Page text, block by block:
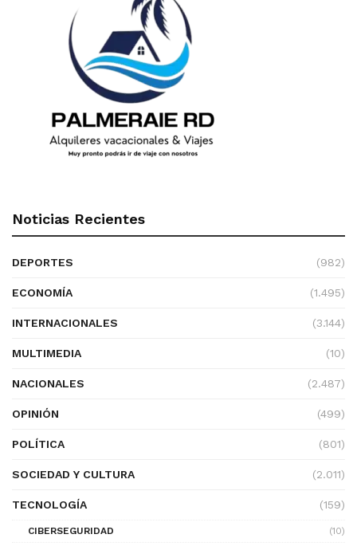
Noticias Recientes
DEPORTES (982)
ECONOMÍA (1.495)
INTERNACIONALES (3.144)
MULTIMEDIA (10)
NACIONALES (2.487)
OPINIÓN (499)
POLÍTICA (801)
SOCIEDAD Y CULTURA (2.011)
TECNOLOGÍA (159)
CIBERSEGURIDAD
(10)